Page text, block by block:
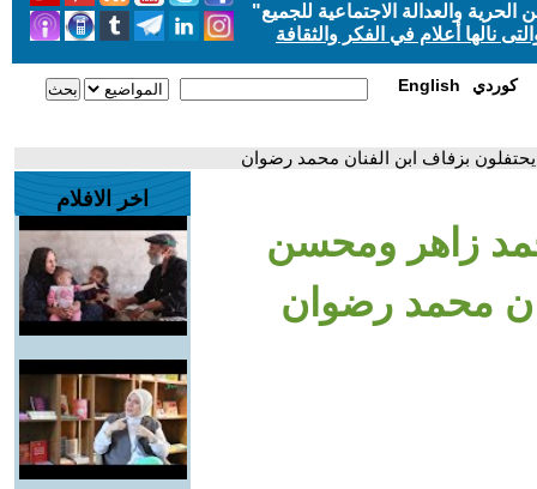
والعدالة الاجتماعية للجميع"
نالها أعلام في الفكر والثقافة
English كوردي
بزفاف ابن الفنان محمد رضوان
زاهر ومحسن
محمد رضوان
اخر الافلام